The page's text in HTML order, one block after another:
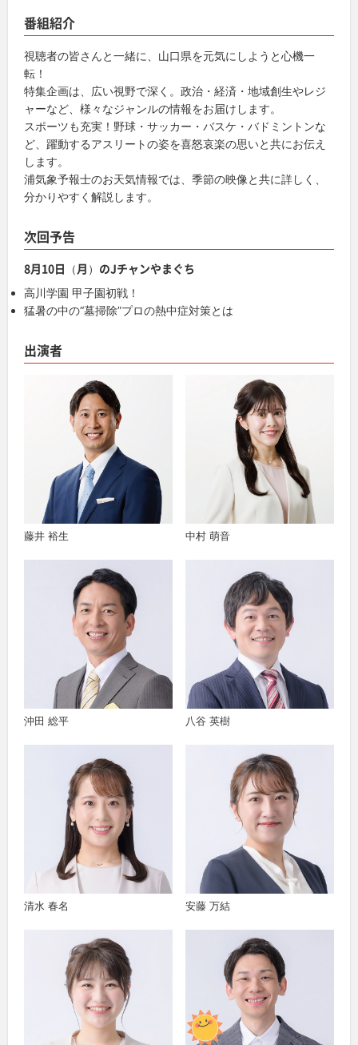
番組紹介
視聴者の皆さんと一緒に、山口県を元気にしようと心機一
転！
特集企画は、広い視野で深く。政治・経済・地域創生やレジ
ャーなど、様々なジャンルの情報をお届けします。
スポーツも充実！野球・サッカー・バスケ・バドミントンな
ど、躍動するアスリートの姿を喜怒哀楽の思いと共にお伝え
します。
浦気象予報士のお天気情報では、季節の映像と共に詳しく、
分かりやすく解説します。
次回予告
8月10日（月）のJチャンやまぐち
高川学園 甲子園初戦！
猛暑の中の“墓掃除”プロの熱中症対策とは
出演者
藤井 裕生 中村 萌音
沖田 総平 八谷 英樹
清水 春名 安藤 万結